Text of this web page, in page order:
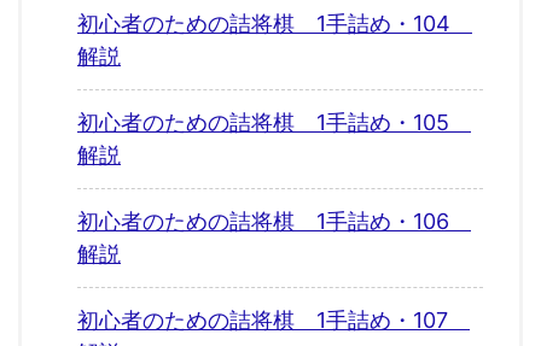
初心者のための詰将棋 1手詰め・104
解説
初心者のための詰将棋 1手詰め・105
解説
初心者のための詰将棋 1手詰め・106
解説
初心者のための詰将棋 1手詰め・107